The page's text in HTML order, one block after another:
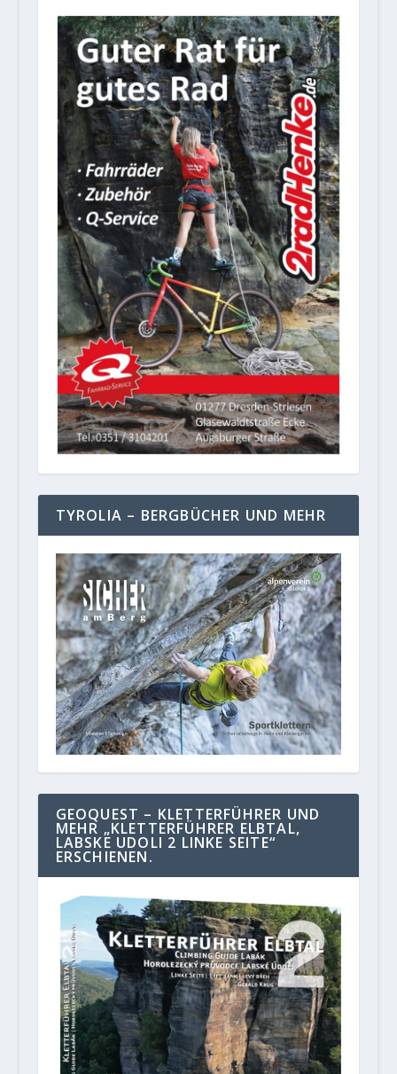
TYROLIA – BERGBÜCHER UND MEHR
GEOQUEST – KLETTERFÜHRER UND
MEHR „KLETTERFÜHRER ELBTAL,
LABSKE UDOLI 2 LINKE SEITE“
ERSCHIENEN.